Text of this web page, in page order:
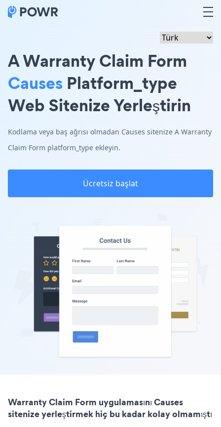
A Warranty Claim Form
Causes Platform_type
Web Sitenize Yerleştirin
Kodlama veya baş ağrısı olmadan Causes sitenize A Warranty
Claim Form platform_type ekleyin.
Ücretsiz başlat
Warranty Claim Form uygulamasını Causes
sitenize yerleştirmek hiç bu kadar kolay olmamıştı